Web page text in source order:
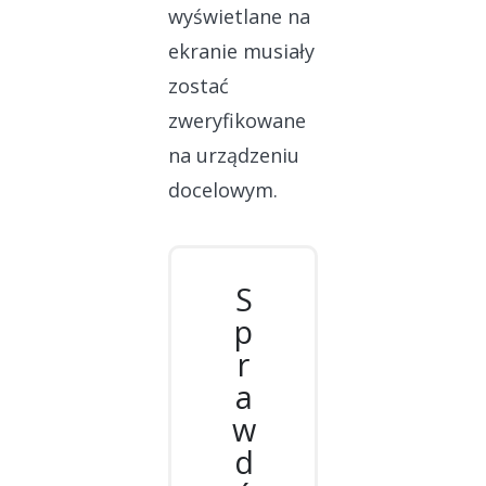
wyświetlane na
ekranie musiały
zostać
zweryfikowane
na urządzeniu
docelowym.
S
p
r
a
w
d